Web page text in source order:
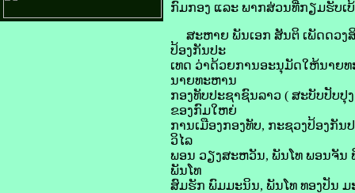
ກົມກອງ ແລະ ພາກສ່ວນທີ່ກຽມຮັບເ
ສະຫາຍ ພັນເອກ ສັນຕິ ເພັດດວງ
ປ້ອງກັນປະ
ເທດ ວ່າດ້ວຍການອະນຸມັດໃຫ້ນາຍ
ນາຍທະຫານ
ກອງທັບປະຊາຊົນລາວ ( ສະບັບປັບ
ຂອງກົມໃຫຍ່
ການເມືອງກອງທັບ, ກະຊວງປ້ອງກັນ
ວິໄລ
ພອນ ວຽງສະຫວັນ, ພັນໂທ ພອນຈັນ
ພັນໂທ
ສົມຮັກ ພົມມະນິນ, ພັນໂທ ທອງປັນ ມ